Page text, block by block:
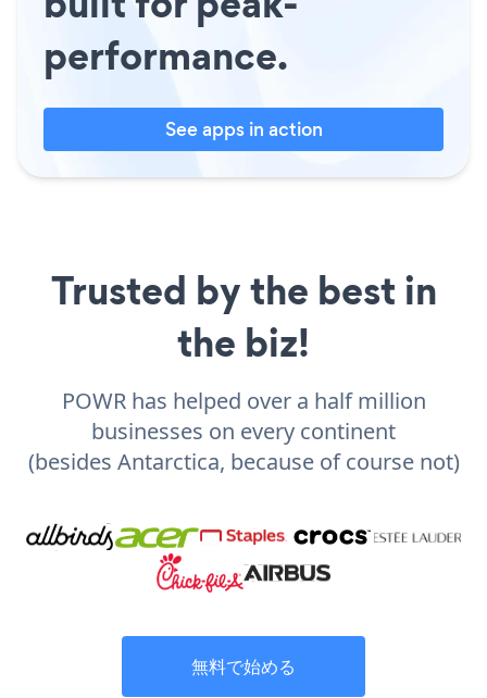
performance.
See apps in action
Trusted by the best in
the biz!
POWR has helped over a half million
businesses on every continent
(besides Antarctica, because of course not)
無料で始める